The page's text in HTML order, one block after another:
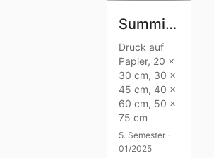
Summit Trips of Perspectives
Druck auf
Papier, 20 x
30 cm, 30 x
45 cm, 40 x
60 cm, 50 x
75 cm
5. Semester -
01/2025